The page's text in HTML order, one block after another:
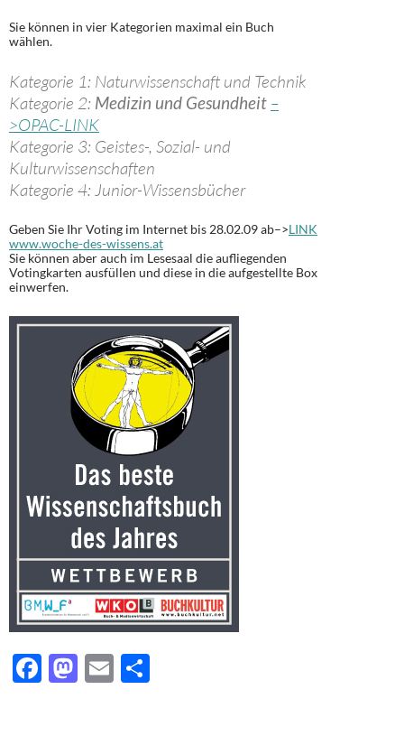
Sie können in vier Kategorien maximal ein Buch
wählen.
Kategorie 1: Naturwissenschaft und Technik
Kategorie 2: Medizin und Gesundheit –
>OPAC-LINK
Kategorie 3: Geistes-, Sozial- und
Kulturwissenschaften
Kategorie 4: Junior-Wissensbücher
Geben Sie Ihr Voting im Internet bis 28.02.09 ab–>LINK
www.woche-des-wissens.at
Sie können aber auch im Lesesaal die aufliegenden
Votingkarten ausfüllen und diese in die aufgestellte Box
einwerfen.
F
M E